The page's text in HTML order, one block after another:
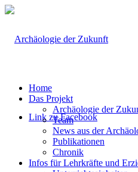
Link zu Facebook
Home
Das Projekt
Archäologie der
Team
News aus der
Publikationen
Chronik
Infos für Lehrkräfte und